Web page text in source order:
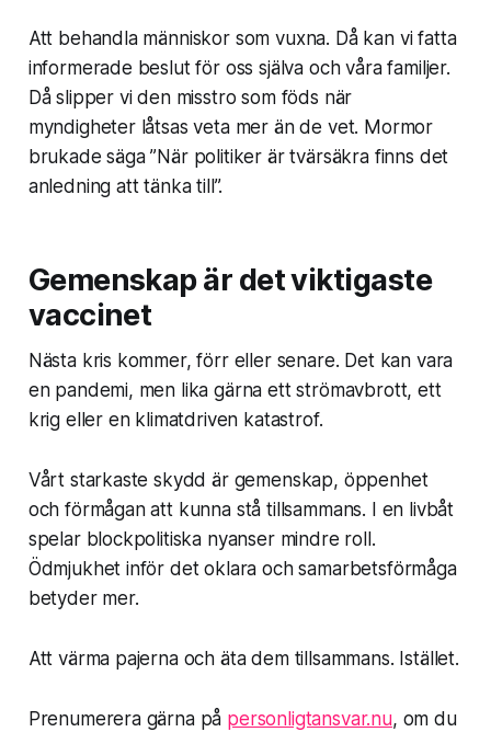
Att behandla människor som vuxna. Då kan vi fatta
informerade beslut för oss själva och våra familjer.
Då slipper vi den misstro som föds när
myndigheter låtsas veta mer än de vet. Mormor
brukade säga ”När politiker är tvärsäkra finns det
anledning att tänka till”.
Gemenskap är det viktigaste
vaccinet
Nästa kris kommer, förr eller senare. Det kan vara
en pandemi, men lika gärna ett strömavbrott, ett
krig eller en klimatdriven katastrof.
Vårt starkaste skydd är gemenskap, öppenhet
och förmågan att kunna stå tillsammans. I en livbåt
spelar blockpolitiska nyanser mindre roll.
Ödmjukhet inför det oklara och samarbetsförmåga
betyder mer.
Att värma pajerna och äta dem tillsammans. Istället.
Prenumerera gärna på personligtansvar.nu, om du